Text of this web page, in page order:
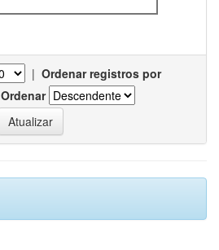
| Ordenar registros por
Ordenar